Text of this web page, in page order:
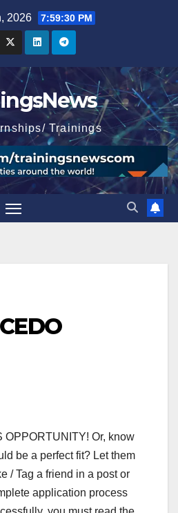
2026 7:59:31 PM
Trainings
OPPORTUNITY! Or, know
be a perfect fit? Let them
/ Tag a friend in a post or
application process